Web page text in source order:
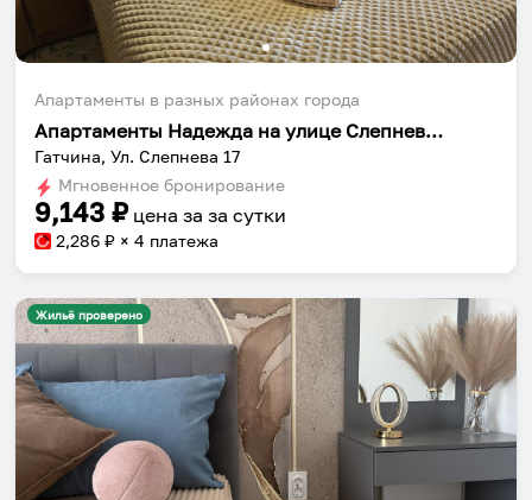
Апартаменты в разных районах города
Апартаменты Надежда на улице Слепнева 17
Гатчина, Ул. Слепнева 17
Мгновенное бронирование
9,143 ₽ цена за за сутки
2,286 ₽ × 4 платежа
Жильё проверено